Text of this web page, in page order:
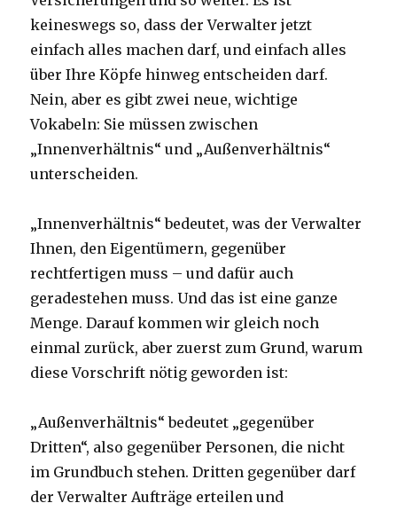
keineswegs so, dass der Verwalter jetzt
einfach alles machen darf, und einfach alles
über Ihre Köpfe hinweg entscheiden darf.
Nein, aber es gibt zwei neue, wichtige
Vokabeln: Sie müssen zwischen
„Innenverhältnis“ und „Außenverhältnis“
unterscheiden.
„Innenverhältnis“ bedeutet, was der Verwalter
Ihnen, den Eigentümern, gegenüber
rechtfertigen muss – und dafür auch
geradestehen muss. Und das ist eine ganze
Menge. Darauf kommen wir gleich noch
einmal zurück, aber zuerst zum Grund, warum
diese Vorschrift nötig geworden ist:
„Außenverhältnis“ bedeutet „gegenüber
Dritten“, also gegenüber Personen, die nicht
im Grundbuch stehen. Dritten gegenüber darf
der Verwalter Aufträge erteilen und